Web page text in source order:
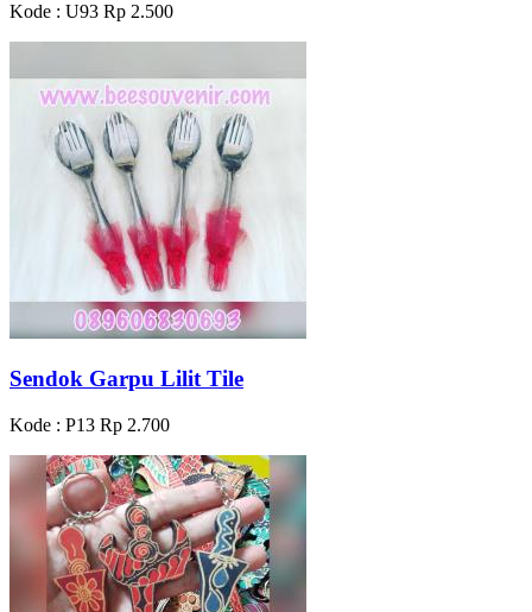
Kode : U93 Rp 2.500
Sendok Garpu Lilit Tile
Kode : P13 Rp 2.700